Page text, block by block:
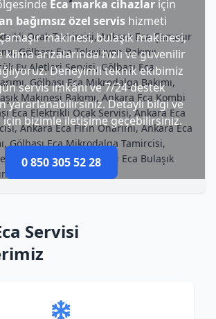
Eca marka cihazlariçin
bağımsız özel servis hizmeti
makinesi, bulaşık makinesi,
klima arızalarında hızlı ve güvenilir
Deneyimli teknik ekibimiz
servis imkânı ve 7/24 destek
yararlanabilirsiniz. Detaylı bilgi ve
için bizimle iletişime geçebilirsiniz.
0 850 305 52 28
Ocak Tamircisi, Ankara Eca Çamaşır
Gölbaşı Eca Televizyon Bakımı,
Ev Aletleri Servisi, Gölbaşı Eca
Gölbaşı Eca Mikrodalga Bakımı,
Makinesi Bakımı, Ankara Eca Kombi
Eca Elektrikli Ocak Servisi, Ankara Eca
Ankara Eca Fırın Onarımı, Ankara Eca
Gölbaşı Eca Mikrodalga Tamircisi,
Tamircisi, Gölbaşı Eca Bulaşık
Servisi